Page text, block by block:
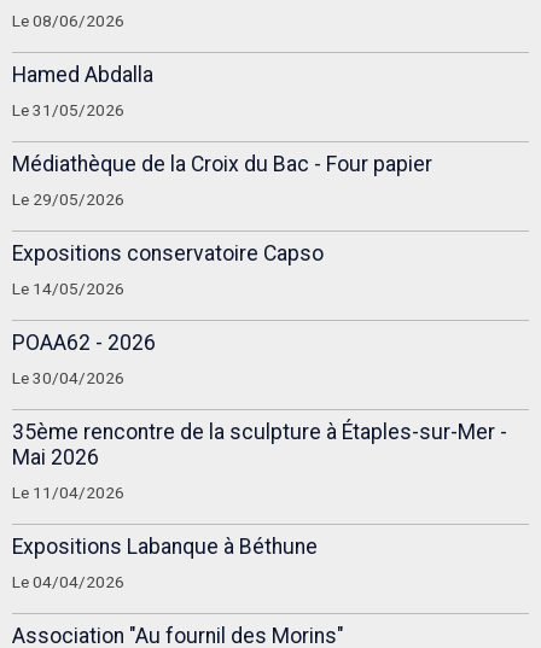
Le 08/06/2026
Hamed Abdalla
Le 31/05/2026
Médiathèque de la Croix du Bac - Four papier
Le 29/05/2026
Expositions conservatoire Capso
Le 14/05/2026
POAA62 - 2026
Le 30/04/2026
35ème rencontre de la sculpture à Étaples-sur-Mer -
Mai 2026
Le 11/04/2026
Expositions Labanque à Béthune
Le 04/04/2026
Association "Au fournil des Morins"